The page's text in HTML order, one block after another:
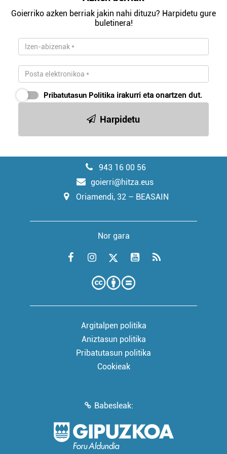
Goierriko azken berriak jakin nahi dituzu? Harpidetu gure
buletinera!
Pribatutasun Politika irakurri eta onartzen dut.
Harpidetu
943 16 00 56
goierri@hitza.eus
Oriamendi, 32 – BEASAIN
Nor gara
Argitalpen politika
Aniztasun politika
Pribatutasun politika
Cookieak
Babesleak: